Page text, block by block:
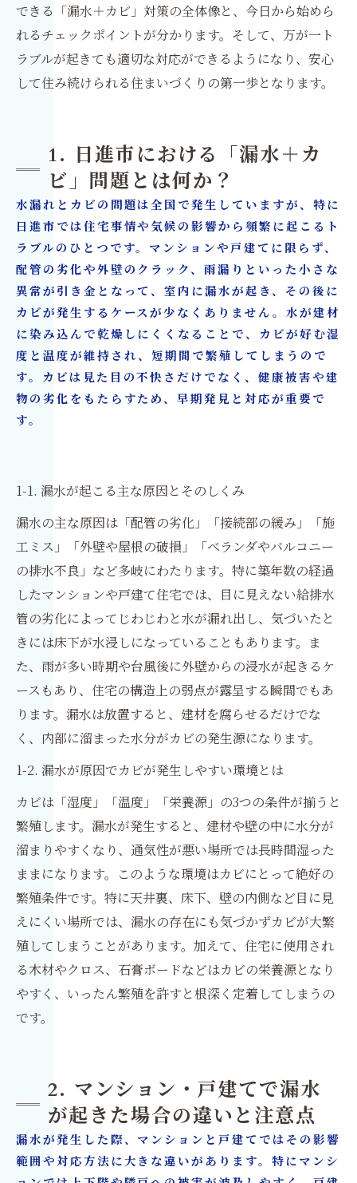
できる「漏水＋カビ」対策の全体像と、今日から始めら
れるチェックポイントが分かります。そして、万が一ト
ラブルが起きても適切な対応ができるようになり、安心
して住み続けられる住まいづくりの第一歩となります。
1. 日進市における「漏水＋カ
ビ」問題とは何か？
水漏れとカビの問題は全国で発生していますが、特に
日進市では住宅事情や気候の影響から頻繁に起こるト
ラブルのひとつです。マンションや戸建てに限らず、
配管の劣化や外壁のクラック、雨漏りといった小さな
異常が引き金となって、室内に漏水が起き、その後に
カビが発生するケースが少なくありません。水が建材
に染み込んで乾燥しにくくなることで、カビが好む湿
度と温度が維持され、短期間で繁殖してしまうので
す。カビは見た目の不快さだけでなく、健康被害や建
物の劣化をもたらすため、早期発見と対応が重要で
す。
1-1. 漏水が起こる主な原因とそのしくみ
漏水の主な原因は「配管の劣化」「接続部の緩み」「施
工ミス」「外壁や屋根の破損」「ベランダやバルコニー
の排水不良」など多岐にわたります。特に築年数の経過
したマンションや戸建て住宅では、目に見えない給排水
管の劣化によってじわじわと水が漏れ出し、気づいたと
きには床下が水浸しになっていることもあります。ま
た、雨が多い時期や台風後に外壁からの浸水が起きるケ
ースもあり、住宅の構造上の弱点が露呈する瞬間でもあ
ります。漏水は放置すると、建材を腐らせるだけでな
く、内部に溜まった水分がカビの発生源になります。
1-2. 漏水が原因でカビが発生しやすい環境とは
カビは「湿度」「温度」「栄養源」の3つの条件が揃うと
繁殖します。漏水が発生すると、建材や壁の中に水分が
溜まりやすくなり、通気性が悪い場所では長時間湿った
ままになります。このような環境はカビにとって絶好の
繁殖条件です。特に天井裏、床下、壁の内側など目に見
えにくい場所では、漏水の存在にも気づかずカビが大繁
殖してしまうことがあります。加えて、住宅に使用され
る木材やクロス、石膏ボードなどはカビの栄養源となり
やすく、いったん繁殖を許すと根深く定着してしまうの
です。
2. マンション・戸建てで漏水
が起きた場合の違いと注意点
漏水が発生した際、マンションと戸建てではその影響
範囲や対応方法に大きな違いがあります。特にマンシ